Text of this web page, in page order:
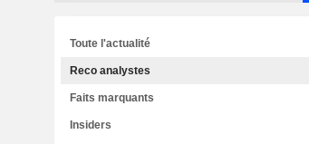
Toute l'actualité
Reco analystes
Faits marquants
Insiders